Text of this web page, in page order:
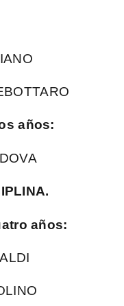
años:
años: